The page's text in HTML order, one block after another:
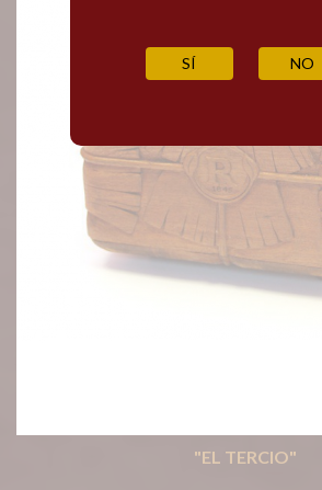
SÍ NO
"EL TERCIO"